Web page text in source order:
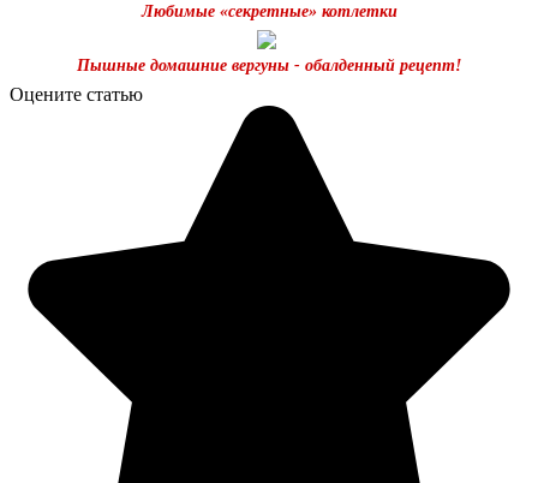
Любимые «секретные» котлетки
Пышные домашние вергуны - обалденный рецепт!
Оцените статью